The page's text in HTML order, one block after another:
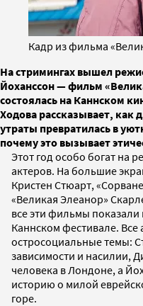
Кадр из фильма
На стримингах вышел
Йоханссон — фильм
состоялась на Каннском
Ходова рассказывает, как
утраты превратилась в
почему это вызывает
Этот год особо богат на
актеров. На большие
Кристен Стюарт,
«Великая Элеанор»
все эти фильмы
Каннском фестивале.
остросоциальные темы:
зависимости и насилии,
человека в Лондоне, а
историю о милой
горе.